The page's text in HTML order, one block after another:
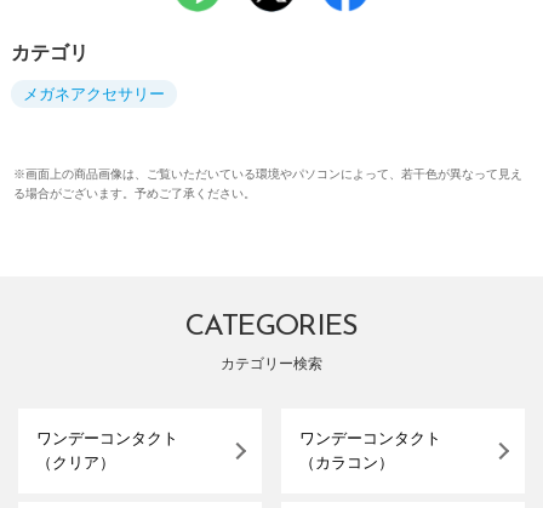
カテゴリ
メガネアクセサリー
※画面上の商品画像は、ご覧いただいている環境やパソコンによって、若干色が異なって見え
る場合がございます。予めご了承ください。
CATEGORIES
カテゴリー検索
ワンデーコンタクト
（クリア）
ワンデーコンタクト
（カラコン）